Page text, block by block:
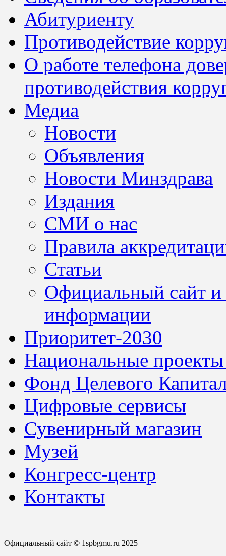
Абитуриенту
Противодействие
О работе телефона
противодействия
Медиа
Новости
Объявления
Новости Минздрава
Издания
СМИ о нас
Правила
Статьи
Официальный сайт
информации
Приоритет-2030
Национальные
Фонд Целевого
Цифровые сервисы
Сувенирный магазин
Музей
Конгресс-центр
Контакты
Официальный сайт © 1spbgmu.ru 2025